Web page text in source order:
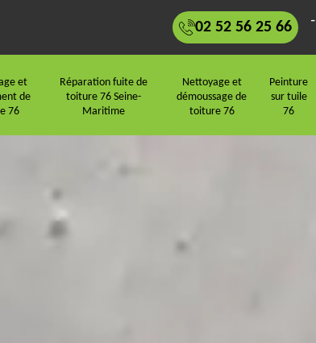
02 52 56 25 66 -
et
de
76
Réparation fuite de
toiture 76 Seine-
Maritime
Nettoyage et
démoussage de
toiture 76
Peinture
sur tuile
76